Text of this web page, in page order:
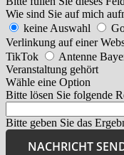
Wie sind Sie auf mich
keine Auswahl
Verlinkung auf einer
TikTok
Antenne
Veranstaltung gehört
Wähle eine Option
Bitte lösen Sie folgende
Bitte geben Sie das
NACHRICHT